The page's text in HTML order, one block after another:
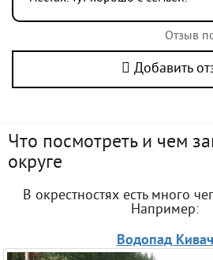
Отзыв
Добавить
Что посмотреть и чем
округе
В окрестностях есть много
Например:
Водопад Кивач